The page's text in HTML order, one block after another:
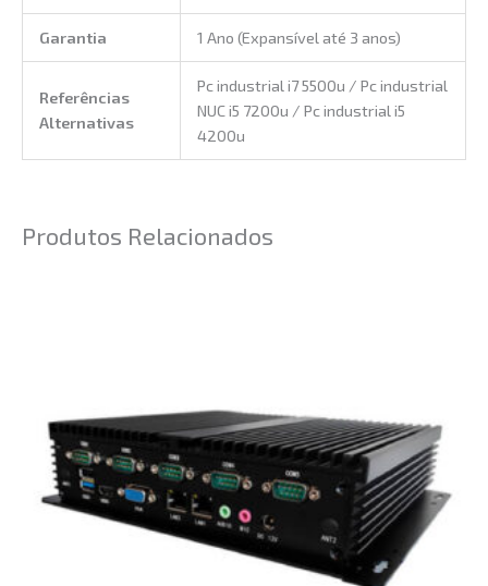
Garantia 1 Ano (Expansível até 3 anos)
Referências
Alternativas
Pc industrial i7 5500u / Pc industrial
NUC i5 7200u / Pc industrial i5
4200u
Produtos Relacionados